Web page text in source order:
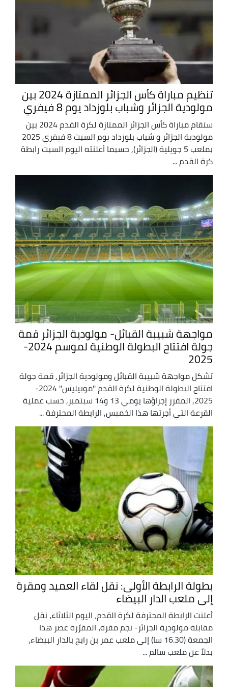
تنظيم مباراة كأس الجزائر الممتازة 2024 بين
مولودية الجزائر وشباب بلوزداد يوم 8 فيفري
ستقام مباراة كأس الجزائر الممتازة لكرة القدم 2024 بين
مولودية الجزائر و شباب بلوزداد يوم السبت 8 فيفري 2025
بملعب 5 جويلية (الجزائر), حسبما أعلنته اليوم السبت رابطة
كرة القدم ...
مواجهة شبيبة القبائل- مولودية الجزائر قمة
جولة افتتاح البطولة الوطنية لموسم 2024-
2025
تشكل مواجهة شبيبة القبائل ومولودية الجزائر, قمة جولة
افتتاح البطولة الوطنية لكرة القدم ''موبيليس'' 2024-
2025, المقرر إجراؤها يومي 13 و14 سبتمبر, حسب عملية
القرعة التي أجرتها هذا الخميس, الرابطة المحترفة ...
بطولة الرابطة الأولى: نقل لقاء العميد ومقرة
إلى ملعب الدار البيضاء
أعلنت الرابطة المحترفة لكرة القدم، اليوم الثلاثاء، نقل
مقابلة مولودية الجزائر- نجم مقرة، المقرّرة عصر هذا
الجمعة (16.30 سا) إلى ملعب عمر بن رابح بالدار البيضاء،
بدلاً عن ملعب سالم ...